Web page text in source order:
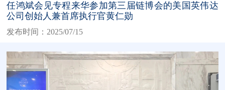
任鸿斌会见专程来华参加第三届链博会的美国英伟达
公司创始人兼首席执行官黄仁勋
发布时间：2025/07/15